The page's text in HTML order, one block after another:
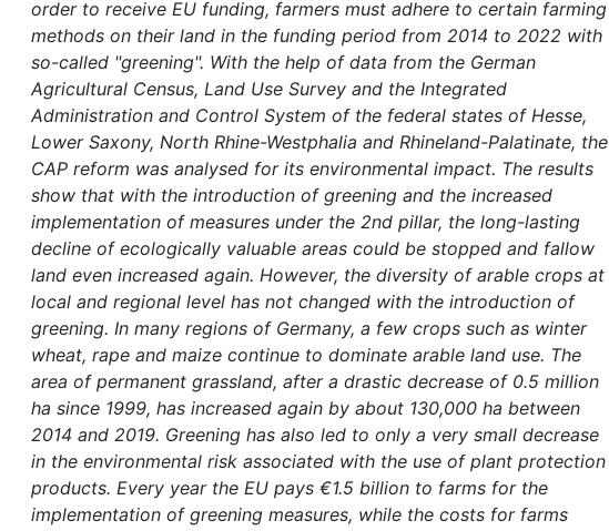
order to receive EU funding, farmers must adhere to certain farming
methods on their land in the funding period from 2014 to 2022 with
so-called "greening". With the help of data from the German
Agricultural Census, Land Use Survey and the Integrated
Administration and Control System of the federal states of Hesse,
Lower Saxony, North Rhine-Westphalia and Rhineland-Palatinate, the
CAP reform was analysed for its environmental impact. The results
show that with the introduction of greening and the increased
implementation of measures under the 2nd pillar, the long-lasting
decline of ecologically valuable areas could be stopped and fallow
land even increased again. However, the diversity of arable crops at
local and regional level has not changed with the introduction of
greening. In many regions of Germany, a few crops such as winter
wheat, rape and maize continue to dominate arable land use. The
area of permanent grassland, after a drastic decrease of 0.5 million
ha since 1999, has increased again by about 130,000 ha between
2014 and 2019. Greening has also led to only a very small decrease
in the environmental risk associated with the use of plant protection
products. Every year the EU pays €1.5 billion to farms for the
implementation of greening measures, while the costs for farms